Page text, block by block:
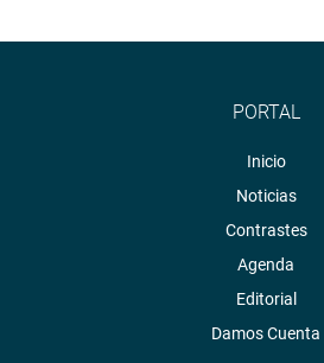
PORTAL
Inicio
Noticias
Contrastes
Agenda
Editorial
Damos Cuenta